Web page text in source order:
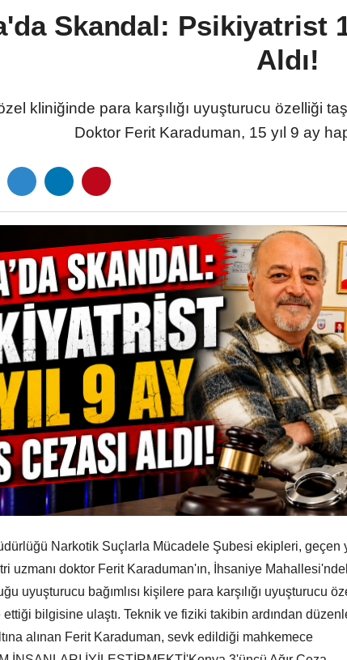
Skandal: Psikiyatrist
Aldı!
kliniğinde para karşılığı uyuşturucu özelliği
Doktor Ferit Karaduman, 15 yıl 9 ay
Narkotik Suçlarla Mücadele Şubesi ekipleri, geçen
uzmanı doktor Ferit Karaduman'ın, İhsaniye
uyuşturucu bağımlısı kişilere para karşılığı uyuşturucu
ettiği bilgisine ulaştı. Teknik ve fiziki takibin ardından
alınan Ferit Karaduman, sevk edildiği mahkemece